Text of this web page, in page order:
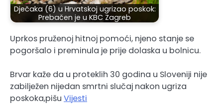
Dječaka (6) u Hrvatskoj ugrizao poskok:
Prebačen je u KBC Zagreb
Uprkos pruženoj hitnoj pomoći, njeno stanje se
pogoršalo i preminula je prije dolaska u bolnicu.
Brvar kaže da u proteklih 30 godina u Sloveniji nije
zabilježen nijedan smrtni slučaj nakon ugriza
poskoka,pišu Vijesti